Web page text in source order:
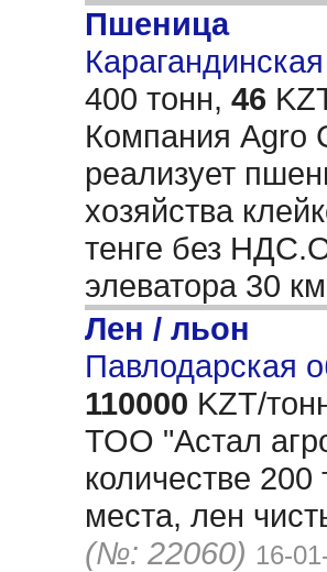
Пшеница
400 тонн, 46
Компания Agro
реализует
хозяйства
тенге без
элеватора 30
Лен / льон
Павлодарская
110000 KZT/
ТОО "Астал
количестве
места, лен
(№: 22060) 16-